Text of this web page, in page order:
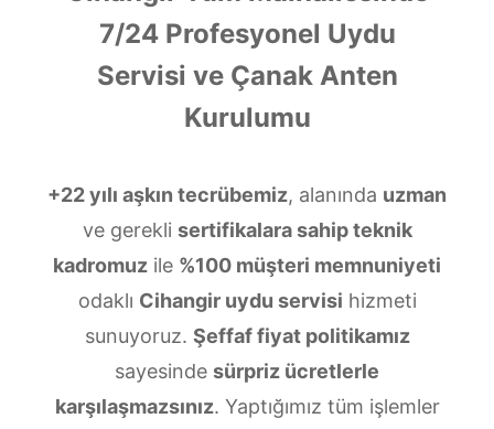
7/24 Profesyonel Uydu
Servisi ve Çanak Anten
Kurulumu
+22 yılı aşkın tecrübemiz, alanında uzman
ve gerekli sertifikalara sahip teknik
kadromuz ile %100 müşteri memnuniyeti
odaklı Cihangir uydu servisi hizmeti
sunuyoruz. Şeffaf fiyat politikamız
sayesinde sürpriz ücretlerle
karşılaşmazsınız. Yaptığımız tüm işlemler